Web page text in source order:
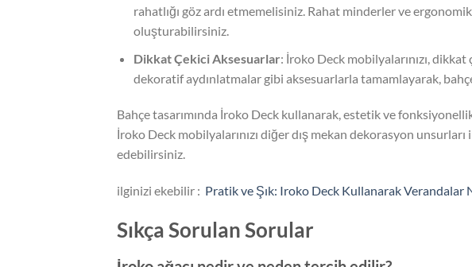
rahatlığı göz ardı etmemelisiniz. Rahat minderler ve
oluşturabilirsiniz.
Dikkat Çekici Aksesuarlar: İroko Deck mobilyalarınızı,
dekoratif aydınlatmalar gibi aksesuarlarla tamamlayarak,
Bahçe tasarımında İroko Deck kullanarak, estetik ve
İroko Deck mobilyalarınızı diğer dış mekan dekorasyon unsurları
edebilirsiniz.
ilginizi ekebilir : Pratik ve Şık: Iroko Deck Kullanarak Verandalar
Sıkça Sorulan Sorular